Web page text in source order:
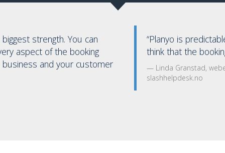
“Planyo is predictable and stable and the students
think that the booking system is easy to use”
Linda Granstad, webeditor and developer of